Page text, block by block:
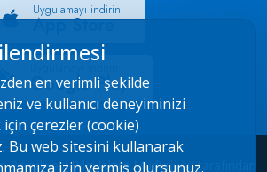
Uygulamayı indirin
App Store
Google Play
Belediyesi Bilgi İşlem Müdürlüğü tarafından
en verimli şekilde
ve kullanıcı deneyiminizi
çerezler (cookie)
Bu web sitesini kullanarak
izin vermiş olursunuz.